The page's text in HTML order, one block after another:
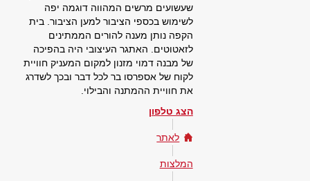
שעשועים מרשים המהווה דוגמה יפה
לשימוש בכספי הציבור למען הציבור. בית
הקפה נותן מענה להורים הממתינים
לזאטוטים. האתגר העיצובי היה בהפיכה
של מבנה דמוי מזנון למקום המעניק חוויית
לקוח של אספרסו בר לכל דבר ובכך לשדרג
את חוויית ההמתנה והבילוי.
הצג טלפון
לאתר
המלצות